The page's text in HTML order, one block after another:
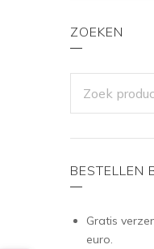
ZOEKEN
NAAR:
BESTELLEN
Gratis
euro.